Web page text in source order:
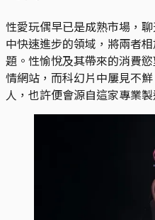
性愛玩偶早已是成熟市場，
中快速進步的領域，將兩者
題。性愉悅及其帶來的消費
情網站，而科幻片中屢見不
人，也許便會源自這家專業